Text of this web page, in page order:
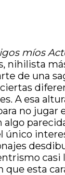
míos
nihilista
de una
A esa
no jugar
único
casi
que esta